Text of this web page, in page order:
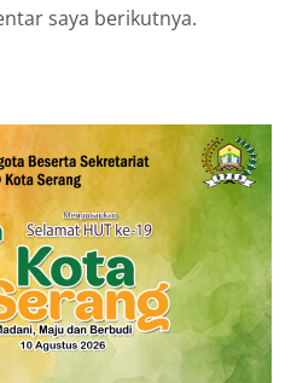
saya berikutnya.